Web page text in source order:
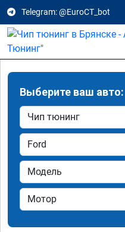
Telegram: @EuroCT_bot
Выберите ваш авто: